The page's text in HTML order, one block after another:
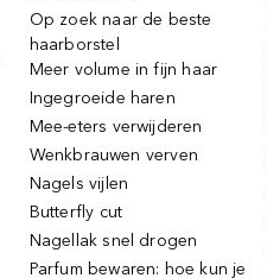
Op zoek naar de beste
haarborstel
Meer volume in fijn haar
Ingegroeide haren
Mee-eters verwijderen
Wenkbrauwen verven
Nagels vijlen
Butterfly cut
Nagellak snel drogen
Parfum bewaren: hoe kun je